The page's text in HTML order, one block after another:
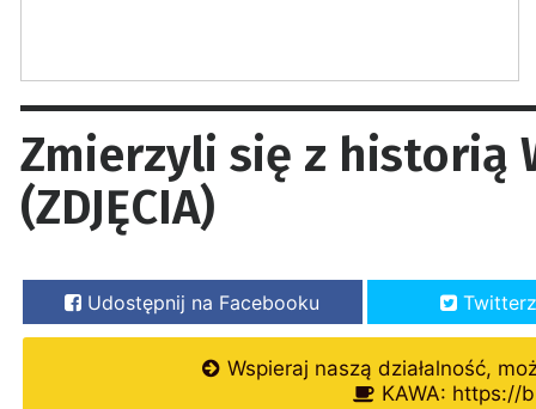
Zmierzyli się z historią
(ZDJĘCIA)
Udostępnij na Facebooku
Wspieraj naszą działalność,
KAWA: https://